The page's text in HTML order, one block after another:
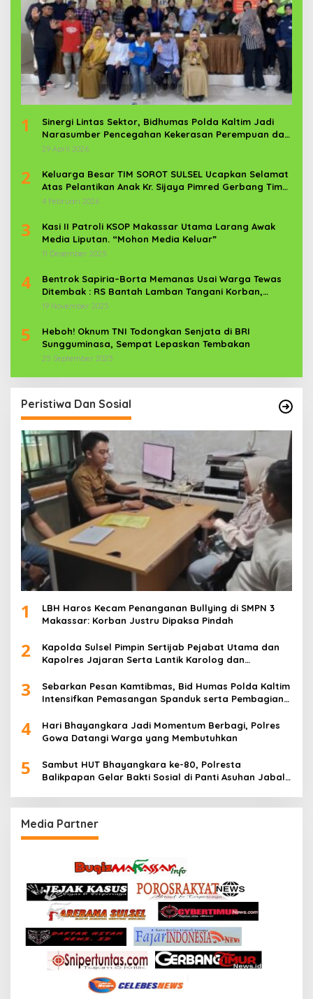
1
Sinergi Lintas Sektor, Bidhumas Polda Kaltim Jadi
Narasumber Pencegahan Kekerasan Perempuan dan
Anak
29 April 2026
2
Keluarga Besar TIM SOROT SULSEL Ucapkan Selamat
Atas Pelantikan Anak Kr. Sijaya Pimred Gerbang Timur
News Com Sebagai Prajurit TNI
4 Februari 2026
3
Kasi II Patroli KSOP Makassar Utama Larang Awak
Media Liputan. “Mohon Media Keluar”
11 Desember 2025
4
Bentrok Sapiria–Borta Memanas Usai Warga Tewas
Ditembak : RS Bantah Lamban Tangani Korban,
Aparat TNI-POLRI Dikerahkan
19 November 2025
5
Heboh! Oknum TNI Todongkan Senjata di BRI
Sungguminasa, Sempat Lepaskan Tembakan
25 September 2025
Peristiwa Dan Sosial
1
LBH Haros Kecam Penanganan Bullying di SMPN 3
Makassar: Korban Justru Dipaksa Pindah
2
Kapolda Sulsel Pimpin Sertijab Pejabat Utama dan
Kapolres Jajaran Serta Lantik Karolog dan
3
Sebarkan Pesan Kamtibmas, Bid Humas Polda Kaltim
Intensifkan Pemasangan Spanduk serta Pembagian
4
Hari Bhayangkara Jadi Momentum Berbagi, Polres
Gowa Datangi Warga yang Membutuhkan
5
Sambut HUT Bhayangkara ke-80, Polresta
Balikpapan Gelar Bakti Sosial di Panti Asuhan Jabal
Media Partner